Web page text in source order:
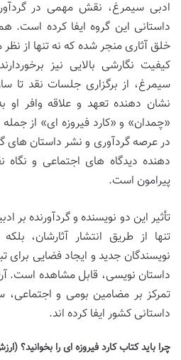
ادبی سیمرغ، نقش مهمی در
داستانی این گروه ایفا کرده است.
خلق آثاری منجر شده که نه تنها از
کیفیت نگارشی بالایی نیز
سیمرغ، از برگزاری جلسات نقد تا
نشان دهنده تعهد و علاقه وافر
«چمدان» و «کارد فیروزه ای» از
در عرصه گردآوری و نشر داستان های
دهنده دیدگاه های اجتماعی و نگاه
پیرامون است.
تأثیر این دو نویسنده و گردآورنده بر
تنها از طریق انتشار آثارشان،
نویسندگان جدید و ایجاد فضایی برای
داستان نویسی، قابل مشاهده است.
تمرکز بر مضامین بومی و اجتماعی،
داستانی کشور ایفا کرده اند.
چرا باید کتاب کارد فیروزه ای را بخوانید؟